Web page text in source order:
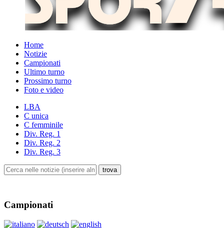
Home
Notizie
Campionati
Ultimo turno
Prossimo turno
Foto e video
LBA
C unica
C femminile
Div. Reg. 1
Div. Reg. 2
Div. Reg. 3
Campionati